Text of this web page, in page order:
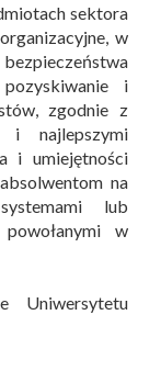
sektora
w
i
zgodnie z
i najlepszymi
i umiejętności
na
lub
w
Uniwersytetu